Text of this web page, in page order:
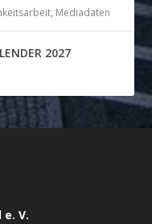
, Mediadaten
2027
V.